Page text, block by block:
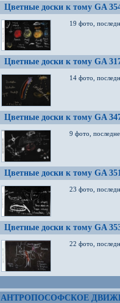
Цветные доски к тому GA
19 фото,
Цветные доски к тому GA
14 фото,
Цветные доски к тому GA
9 фото,
Цветные доски к тому GA
23 фото,
Цветные доски к тому GA
22 фото,
АНТРОПОСОФСКОЕ